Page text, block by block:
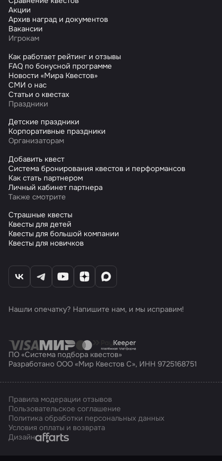
Акции
Архив наград и документов
Вакансии
Игрокам
Как работает рейтинг и отзывы
FAQ по бонусной программе
Новости «Мира Квестов»
СМИ о нас
Статьи о квестах
Праздники
Детские праздники
Корпоративные праздники
Организаторам
Добавить квест
Система бронирования квестов и перформансов
Как стать партнером
Личный кабинет партнера
Также смотрите
Страшные квесты
Квесты для детей
Квесты для большой компании
Квесты для новичков
Нашли опечатку? Напишите нам, и мы исправим!
ПО «Система подбора квестов»
Разработано ООО «Мир Квестов С», ИНН 9725168751
Правила модерации отзывов
Пользовательское соглашение
Политика обработки персональных данных
Условия оплаты и возврата
ДизайнAffarts